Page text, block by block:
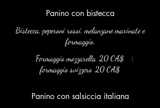
Panino con bistecca
Bistecca, peperoni rossi, melanzane marinate e
formaggio.
Formaggio mozzarella 20 CA$
formaggio svizzero 20 CA$
Panino con salsiccia italiana